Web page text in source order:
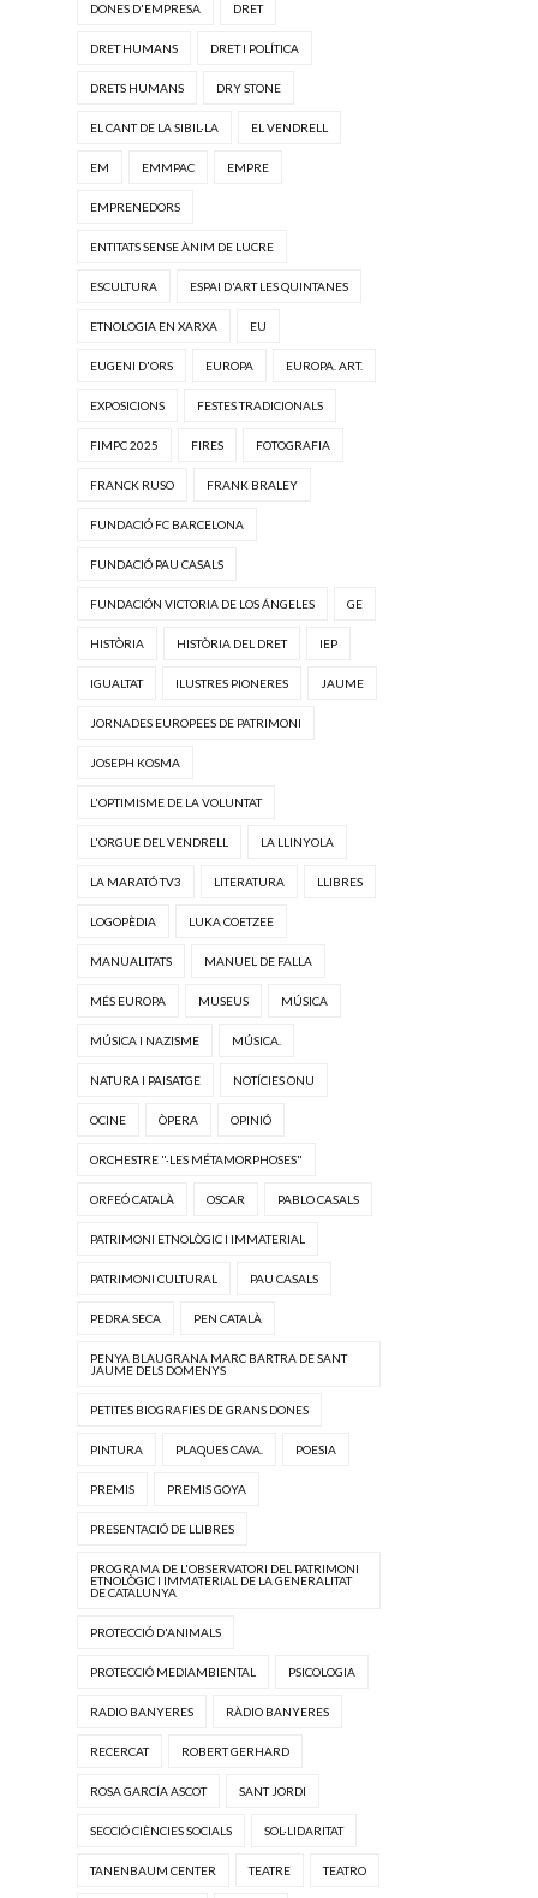
DONES D'EMPRESA DRET
DRET HUMANS DRET I POLÍTICA
DRETS HUMANS DRY STONE
EL CANT DE LA SIBIL·LA EL VENDRELL
EM EMMPAC EMPRE
EMPRENEDORS
ENTITATS SENSE ÀNIM DE LUCRE
ESCULTURA ESPAI D'ART LES QUINTANES
ETNOLOGIA EN XARXA EU
EUGENI D'ORS EUROPA EUROPA. ART.
EXPOSICIONS FESTES TRADICIONALS
FIMPC 2025 FIRES FOTOGRAFIA
FRANCK RUSO FRANK BRALEY
FUNDACIÓ FC BARCELONA
FUNDACIÓ PAU CASALS
FUNDACIÓN VICTORIA DE LOS ÁNGELES GE
HISTÒRIA HISTÒRIA DEL DRET IEP
IGUALTAT ILUSTRES PIONERES JAUME
JORNADES EUROPEES DE PATRIMONI
JOSEPH KOSMA
L'OPTIMISME DE LA VOLUNTAT
L'ORGUE DEL VENDRELL LA LLINYOLA
LA MARATÓ TV3 LITERATURA LLIBRES
LOGOPÈDIA LUKA COETZEE
MANUALITATS MANUEL DE FALLA
MÉS EUROPA MUSEUS MÚSICA
MÚSICA I NAZISME MÚSICA.
NATURA I PAISATGE NOTÍCIES ONU
OCINE ÒPERA OPINIÓ
ORCHESTRE "·LES MÉTAMORPHOSES"
ORFEÓ CATALÀ OSCAR PABLO CASALS
PATRIMONI ETNOLÒGIC I IMMATERIAL
PATRIMONI CULTURAL PAU CASALS
PEDRA SECA PEN CATALÀ
PENYA BLAUGRANA MARC BARTRA DE SANT
JAUME DELS DOMENYS
PETITES BIOGRAFIES DE GRANS DONES
PINTURA PLAQUES CAVA. POESIA
PREMIS PREMIS GOYA
PRESENTACIÓ DE LLIBRES
PROGRAMA DE L'OBSERVATORI DEL PATRIMONI
ETNOLÒGIC I IMMATERIAL DE LA GENERALITAT
DE CATALUNYA
PROTECCIÓ D'ANIMALS
PROTECCIÓ MEDIAMBIENTAL PSICOLOGIA
RADIO BANYERES RÀDIO BANYERES
RECERCAT ROBERT GERHARD
ROSA GARCÍA ASCOT SANT JORDI
SECCIÓ CIÈNCIES SOCIALS SOL·LIDARITAT
TANENBAUM CENTER TEATRE TEATRO